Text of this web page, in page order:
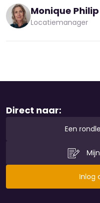
Monique Philip
Locatiemanager
Direct naar:
Een
Inlog